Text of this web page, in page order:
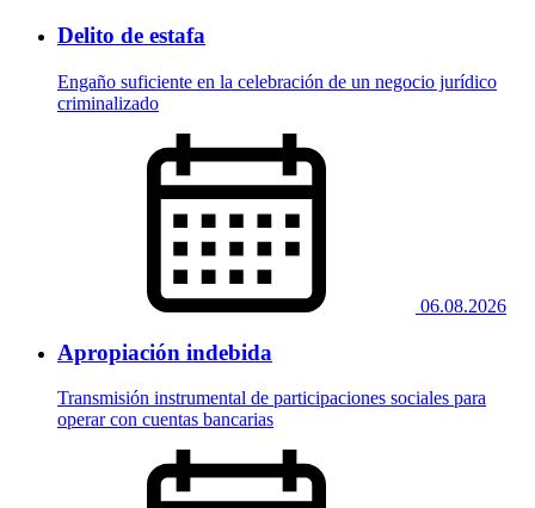
Delito de estafa
Engaño suficiente en la celebración de un negocio jurídico
criminalizado
06.08.2026
Apropiación indebida
Transmisión instrumental de participaciones sociales para
operar con cuentas bancarias